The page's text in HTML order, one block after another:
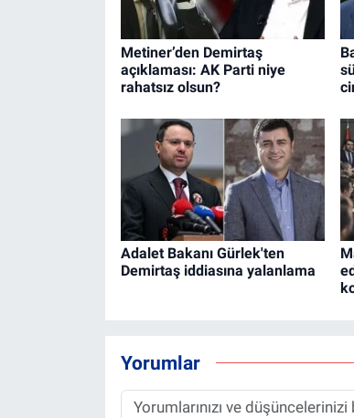
Metiner’den Demirtaş
açıklaması: AK Parti niye
rahatsız olsun?
Adalet Bakanı Gürlek'ten
Demirtaş iddiasına yalanlama
Yorumlar